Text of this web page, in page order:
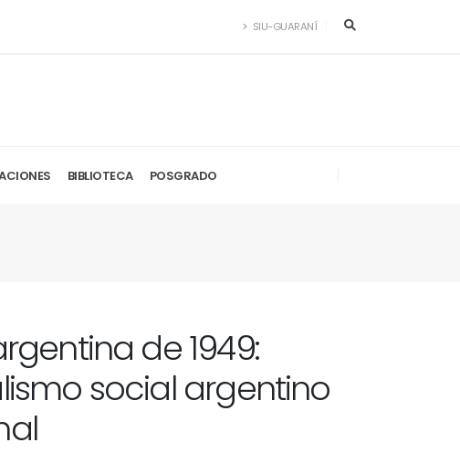
SIU-GUARANÍ
BIBLIOTECA POSGRADO
de 1949:
social argentino